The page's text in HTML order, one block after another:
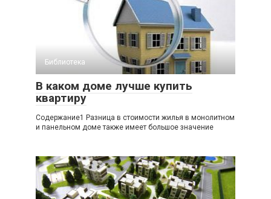
Библиотека
В каком доме лучше купить
квартиру
Содержание1 Разница в стоимости жилья в монолитном
и панельном доме также имеет большое значение